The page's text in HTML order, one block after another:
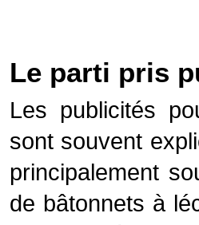
Le parti pris
Les publicités
sont souvent
principalement
de bâtonnets à